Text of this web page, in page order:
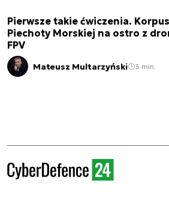
Pierwsze takie ćwiczenia. Korpus
Piechoty Morskiej na ostro z
FPV
Mateusz Multarzyński 3 min.